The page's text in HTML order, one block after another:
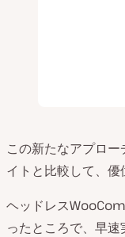
この新たなアプロ
イトと比較して、優
ヘッドレス
ったところで、早速